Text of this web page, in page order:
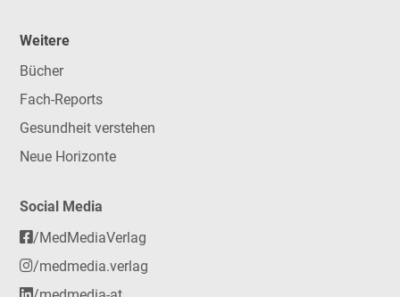
Weitere
Bücher
Fach-Reports
Gesundheit verstehen
Neue Horizonte
Social Media
/MedMediaVerlag
/medmedia.verlag